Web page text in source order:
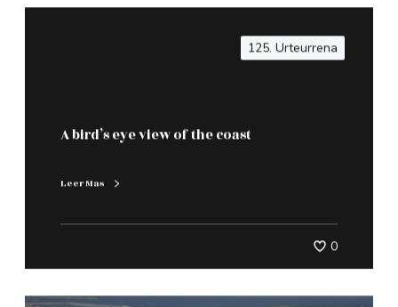
125. Urteurrena
A bird’s eye view of the coast
0